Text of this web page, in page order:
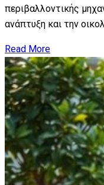
περιβαλλοντικής
ανάπτυξη και την
Read More